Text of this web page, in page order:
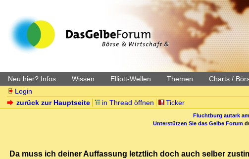
Neu hier? Infos Wissen Elliott-Wellen Themen Charts /
Login
zurück zur Hauptseite
in Thread öffnen Ticker
Fluchtburg autark
Unterstützen Sie das Gelbe Forum
Da muss ich deiner Auffassung letztlich doch auch selber